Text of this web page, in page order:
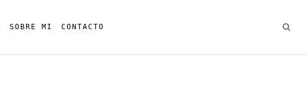
SOBRE MI CONTACTO